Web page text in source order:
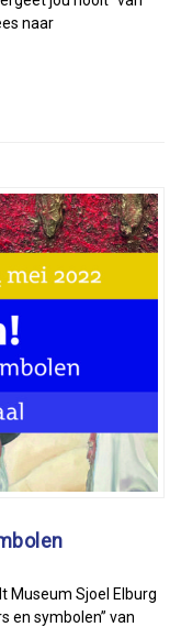
naar
Museum Sjoel Elburg
en symbolen” van